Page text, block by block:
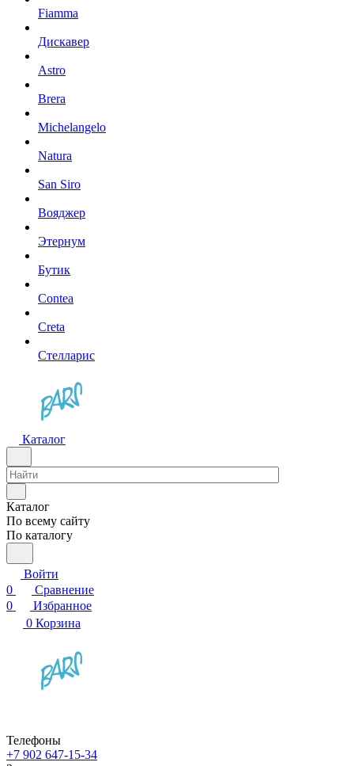
Fiamma
Дискавер
Astro
Brera
Michelangelo
Natura
San Siro
Вояджер
Этернум
Бутик
Contea
Creta
Стелларис
Каталог
Каталог
По всему сайту
По каталогу
Войти
0
Сравнение
0
Избранное
0 Корзина
Телефоны
+7 902 647-15-34